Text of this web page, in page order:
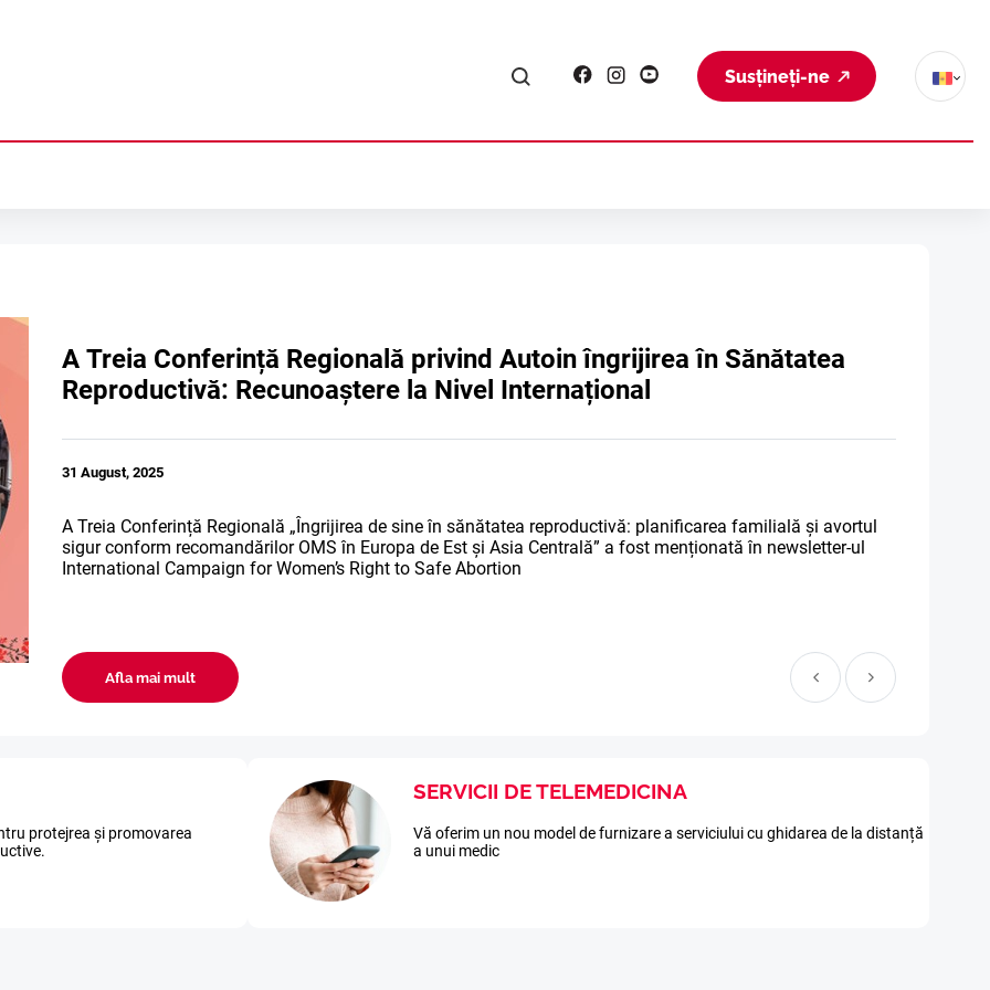
Susțineți-ne
IN REGIUNE
ÎN TRANSNISTRIA
DE COL UTERIN
ȘI REPRODUCTIVE
A Treia Conferință Regională privind Autoin îngrijirea în Sănătatea
Reproductivă: Recunoaștere la Nivel Internațional
31 August, 2025
A Treia Conferință Regională „Îngrijirea de sine în sănătatea reproductivă: planificarea familială și avortul
sigur conform recomandărilor OMS în Europa de Est și Asia Centrală” a fost menționată în newsletter-ul
International Campaign for Women’s Right to Safe Abortion
Afla mai mult
protejrea și promovarea
SERVICII DE TELEMEDICINA
Vă oferim un nou model de furnizare a serviciului cu ghidarea de la distanță
a unui medic